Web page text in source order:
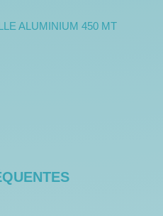
ALUMINIUM 450 MT